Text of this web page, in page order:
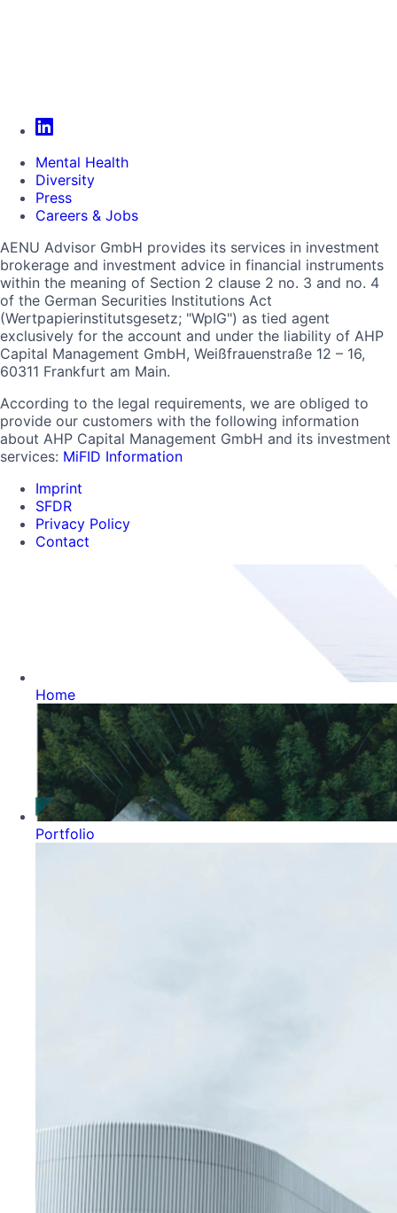
Mental Health
Diversity
Press
Careers & Jobs
AENU Advisor GmbH provides its services in investment
brokerage and investment advice in financial instruments
within the meaning of Section 2 clause 2 no. 3 and no. 4
of the German Securities Institutions Act
(Wertpapierinstitutsgesetz; "WpIG") as tied agent
exclusively for the account and under the liability of AHP
Capital Management GmbH, Weißfrauenstraße 12 – 16,
60311 Frankfurt am Main.
According to the legal requirements, we are obliged to
provide our customers with the following information
about AHP Capital Management GmbH and its investment
services: MiFID Information
Imprint
SFDR
Privacy Policy
Contact
Home
Portfolio